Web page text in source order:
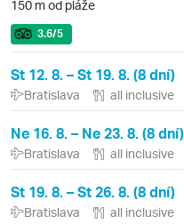
150 m od pláže
3.6/5
St 12. 8. – St 19. 8. (8 dní)
Bratislava all inclusive
Ne 16. 8. – Ne 23. 8. (8 dní)
Bratislava all inclusive
St 19. 8. – St 26. 8. (8 dní)
Bratislava all inclusive